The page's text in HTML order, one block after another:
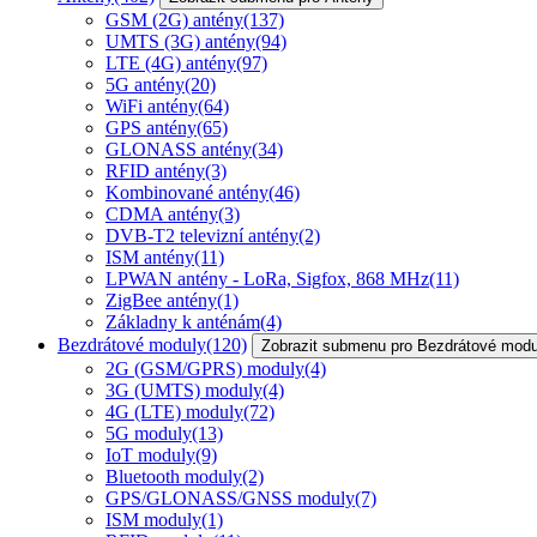
GSM (2G) antény(137)
UMTS (3G) antény(94)
LTE (4G) antény(97)
5G antény(20)
WiFi antény(64)
GPS antény(65)
GLONASS antény(34)
RFID antény(3)
Kombinované antény(46)
CDMA antény(3)
DVB-T2 televizní antény(2)
ISM antény(11)
LPWAN antény - LoRa, Sigfox, 868 MHz(11)
ZigBee antény(1)
Základny k anténám(4)
Bezdrátové moduly(120) Zobrazit submenu pro Bezdrátové
2G (GSM/GPRS) moduly(4)
3G (UMTS) moduly(4)
4G (LTE) moduly(72)
5G moduly(13)
IoT moduly(9)
Bluetooth moduly(2)
GPS/GLONASS/GNSS moduly(7)
ISM moduly(1)